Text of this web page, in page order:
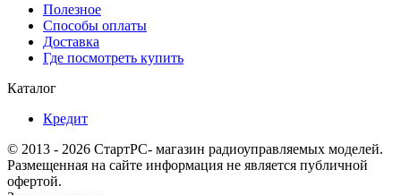
Полезное
Способы оплаты
Доставка
Где посмотреть купить
Каталог
Кредит
© 2013 - 2026 СтартРС- магазин радиоуправляемых моделей.
Размещенная на сайте информация не является публичной
офертой.